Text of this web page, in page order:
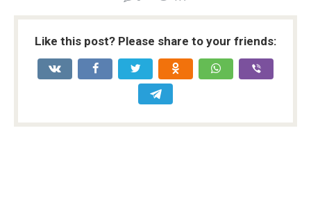
Like this post? Please share to your friends: